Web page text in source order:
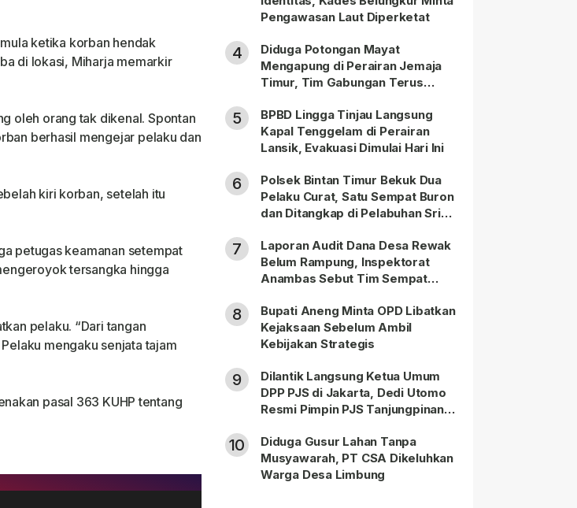
ketika korban hendak
di lokasi, Miharja memarkir
oleh orang tak dikenal. Spontan
berhasil mengejar pelaku dan
kiri korban, setelah itu
petugas keamanan setempat
tersangka hingga
pelaku. “Dari tangan
mengaku senjata tajam
pasal 363 KUHP tentang
Pengawasan Laut Diperketat
4
Diduga Potongan Mayat
Mengapung di Perairan Jemaja
Timur, Tim Gabungan Terus
5
BPBD Lingga Tinjau Langsung
Kapal Tenggelam di Perairan
Lansik, Evakuasi Dimulai Hari Ini
6
Polsek Bintan Timur Bekuk Dua
Pelaku Curat, Satu Sempat Buron
dan Ditangkap di Pelabuhan Sri
7
Laporan Audit Dana Desa Rewak
Belum Rampung, Inspektorat
Anambas Sebut Tim Sempat
8
Bupati Aneng Minta OPD Libatkan
Kejaksaan Sebelum Ambil
Kebijakan Strategis
9
Dilantik Langsung Ketua Umum
DPP PJS di Jakarta, Dedi Utomo
Resmi Pimpin PJS Tanjungpinang-
10
Diduga Gusur Lahan Tanpa
Musyawarah, PT CSA Dikeluhkan
Warga Desa Limbung